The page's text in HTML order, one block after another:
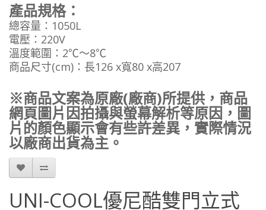
產品規格：
總容量：1050L
電壓：220V
溫度範圍：2℃～8℃
商品尺寸(cm)：長126 x寬80 x高207
※商品文案為原廠(廠商)所提供，商品
網頁圖片因拍攝與螢幕解析等原因，圖
片的顏色顯示會有些許差異，實際情況
以廠商出貨為主。
UNI-COOL優尼酷雙門立式